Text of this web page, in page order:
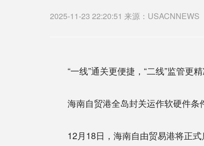
2025-11-23 22:20:51 来源：USACNNEWS
“一线”通关更便捷，“二线”监管更
海南自贸港全岛封关运作软硬件条
12月18日，海南自由贸易港将正式启